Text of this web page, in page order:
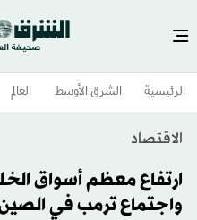
الرئيسية الشرق الأوسط​ العالم
الاقتصاد
ارتفاع معظم أسواق
واجتماع ترمب في